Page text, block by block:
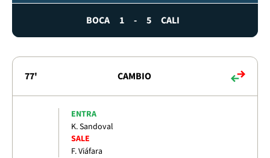
BOCA 1 - 5 CALI
77' CAMBIO
ENTRA
K. Sandoval
SALE
F. Viáfara